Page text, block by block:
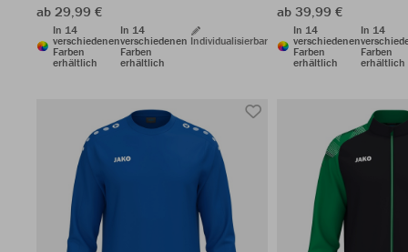
ab 29,99 €
In 14
verschiedenen
Farben
erhältlich
In 14
verschiedenen
Farben
erhältlich
Individualisierbar
ab 39,99 €
In 14
verschiedenen
Farben
erhältlich
In 14
Farben
erhältlich